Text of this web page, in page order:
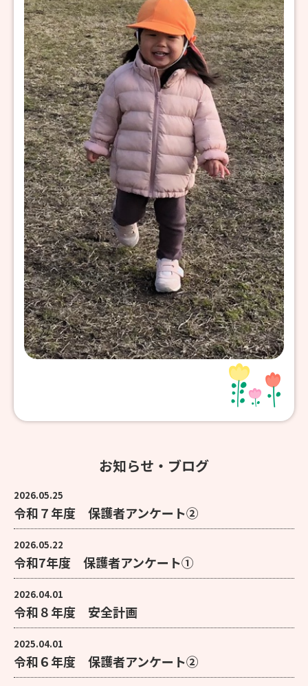
お知らせ・ブログ
2026.05.25
令和７年度 保護者アンケート②
2026.05.22
令和7年度 保護者アンケート①
2026.04.01
令和８年度 安全計画
2025.04.01
令和６年度 保護者アンケート②